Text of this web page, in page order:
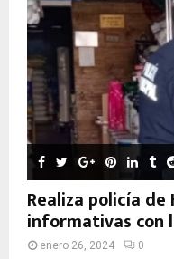
Realiza policía
informativas con
enero 26, 2024 0